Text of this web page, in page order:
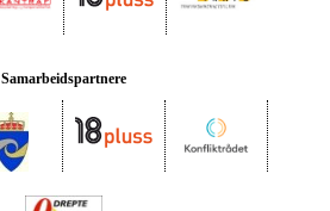
Samarbeidspartnere